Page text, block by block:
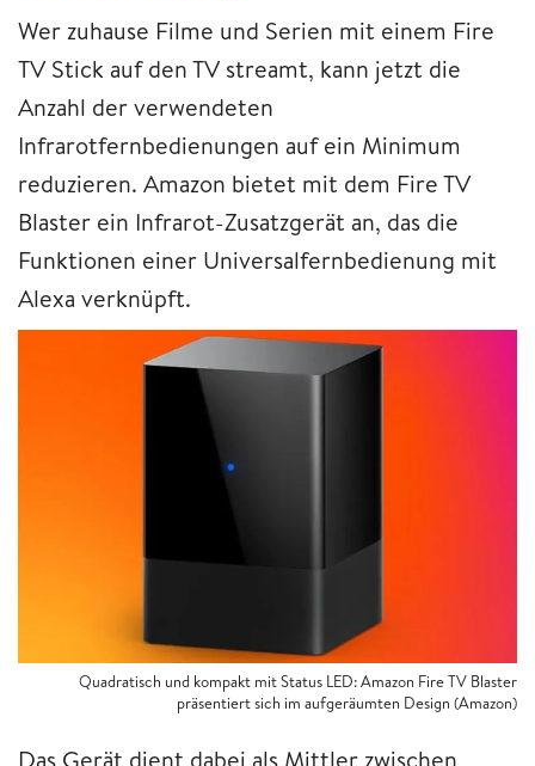
Wer zuhause Filme und Serien mit einem Fire
TV Stick auf den TV streamt, kann jetzt die
Anzahl der verwendeten
Infrarotfernbedienungen auf ein Minimum
reduzieren. Amazon bietet mit dem Fire TV
Blaster ein Infrarot-Zusatzgerät an, das die
Funktionen einer Universalfernbedienung mit
Alexa verknüpft.
Quadratisch und kompakt mit Status LED: Amazon Fire TV Blaster
präsentiert sich im aufgeräumten Design (Amazon)